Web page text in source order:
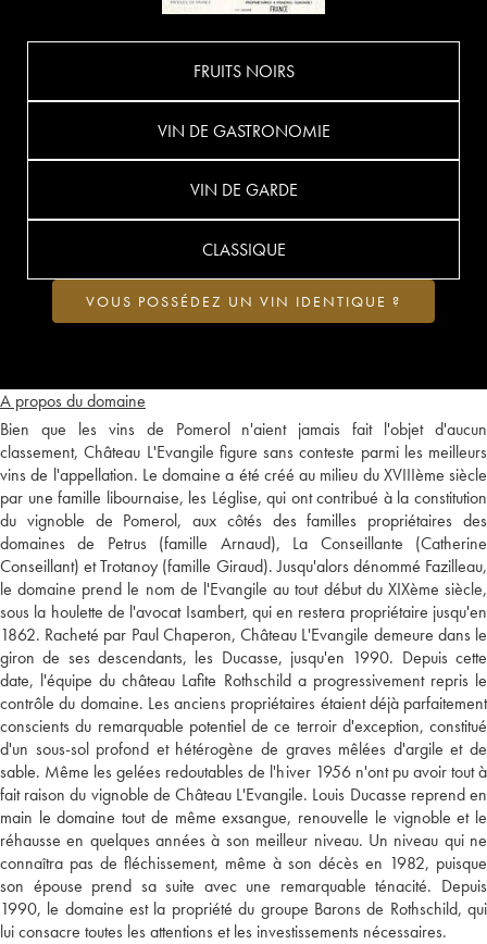
A propos du domaine
Bien que les vins de Pomerol n'aient jamais fait l'objet d'aucun
classement, Château L'Evangile figure sans conteste parmi les meilleurs
vins de l'appellation. Le domaine a été créé au milieu du XVIIIème siècle
par une famille libournaise, les Léglise, qui ont contribué à la constitution
du vignoble de Pomerol, aux côtés des familles propriétaires des
domaines de Petrus (famille Arnaud), La Conseillante (Catherine
Conseillant) et Trotanoy (famille Giraud). Jusqu'alors dénommé Fazilleau,
le domaine prend le nom de l'Evangile au tout début du XIXème siècle,
sous la houlette de l'avocat Isambert, qui en restera propriétaire jusqu'en
1862. Racheté par Paul Chaperon, Château L'Evangile demeure dans le
giron de ses descendants, les Ducasse, jusqu'en 1990. Depuis cette
date, l'équipe du château Lafite Rothschild a progressivement repris le
contrôle du domaine. Les anciens propriétaires étaient déjà parfaitement
conscients du remarquable potentiel de ce terroir d'exception, constitué
d'un sous-sol profond et hétérogène de graves mêlées d'argile et de
sable. Même les gelées redoutables de l'hiver 1956 n'ont pu avoir tout à
fait raison du vignoble de Château L'Evangile. Louis Ducasse reprend en
main le domaine tout de même exsangue, renouvelle le vignoble et le
réhausse en quelques années à son meilleur niveau. Un niveau qui ne
connaîtra pas de fléchissement, même à son décès en 1982, puisque
son épouse prend sa suite avec une remarquable ténacité. Depuis
1990, le domaine est la propriété du groupe Barons de Rothschild, qui
lui consacre toutes les attentions et les investissements nécessaires.
FRUITS NOIRS
VIN DE GASTRONOMIE
VIN DE GARDE
CLASSIQUE
VOUS POSSÉDEZ UN VIN IDENTIQUE ?